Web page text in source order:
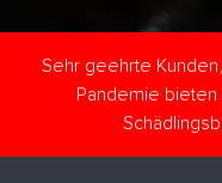
Sehr geehrte
Pandemie